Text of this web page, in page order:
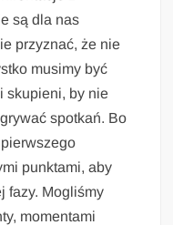
są dla nas
przyznać, że nie
musimy być
skupieni, by nie
spotkań. Bo
punktami, aby
fazy. Mogliśmy
momentami